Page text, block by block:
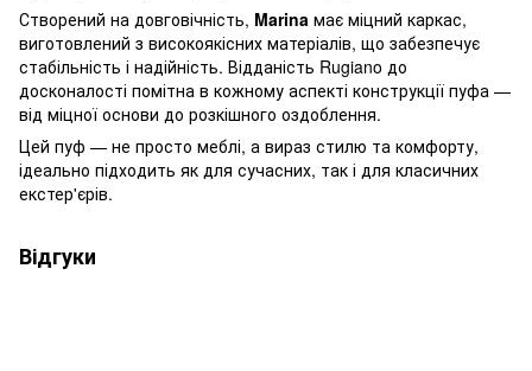
Створений на довговічність, Marina має міцний каркас,
виготовлений з високоякісних матеріалів, що забезпечує
стабільність і надійність. Відданість Rugiano до
досконалості помітна в кожному аспекті конструкції пуфа —
від міцної основи до розкішного оздоблення.
Цей пуф — не просто меблі, а вираз стилю та комфорту,
ідеально підходить як для сучасних, так і для класичних
екстер'єрів.
Відгуки